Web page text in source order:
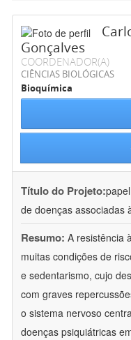
Gonçalves
COORDENADOR(A)
CIÊNCIAS BIOLÓGICAS
Bioquímica
Título do Projeto:
de doenças associadas
Resumo: A resistência
muitas condições de
e sedentarismo, cujo
com graves
o sistema nervoso
doenças psiquiátricas